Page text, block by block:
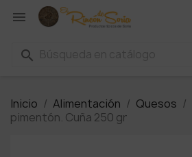

search
Inicio Alimentación Quesos
pimentón. Cuña 250 gr